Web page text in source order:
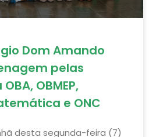
Dom Amando
pelas
OBMEP,
e ONC
desta segunda-feira (7)